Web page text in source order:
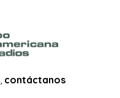
contáctanos